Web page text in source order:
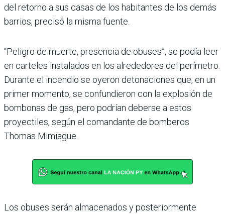
del retorno a sus casas de los habitantes de los demás
barrios, precisó la misma fuente.
“Peligro de muerte, presencia de obuses”, se podía leer
en carteles instalados en los alrededores del perímetro.
Durante el incendio se oyeron detonaciones que, en un
primer momento, se confundieron con la explosión de
bombonas de gas, pero podrían deberse a estos
proyectiles, según el comandante de bomberos
Thomas Mimiague.
Los obuses serán almacenados y posteriormente